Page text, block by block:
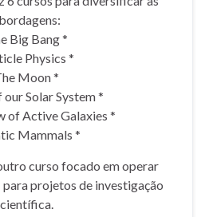
Big Bang *
Physics *
Moon *
Solar System *
of Active Galaxies *
Mammals *
curso focado em operar
projetos de investigação
científica.